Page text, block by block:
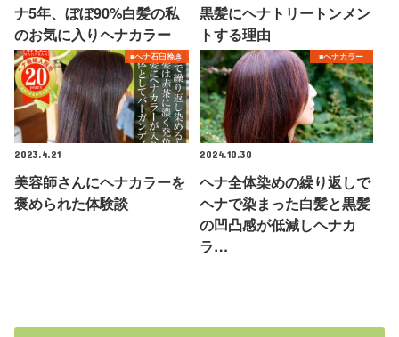
ナ5年、ぼぼ90%白髪の私
のお気に入りヘナカラー
黒髪にヘナトリートンメン
トする理由
■ヘナ石臼挽き
2023.4.21
美容師さんにヘナカラーを
褒められた体験談
■ヘナカラー
2024.10.30
ヘナ全体染めの繰り返しで
ヘナで染まった白髪と黒髪
の凹凸感が低減しヘナカ
ラ…